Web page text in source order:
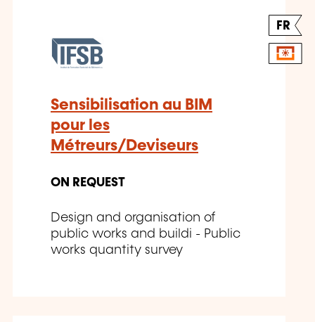
FR
Sensibilisation au BIM
pour les
Métreurs/Deviseurs
ON REQUEST
Design and organisation of
public works and buildi - Public
works quantity survey